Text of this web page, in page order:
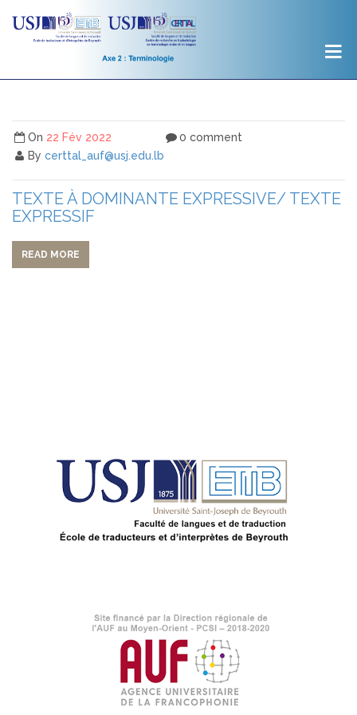
On 22 Fév 2022
By certtal_auf@usj.edu.lb
0 comment
TEXTE À DOMINANTE EXPRESSIVE/ TEXTE
EXPRESSIF
READ MORE